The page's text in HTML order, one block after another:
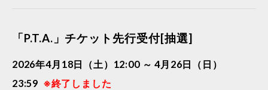
「P.T.A.」チケット先行受付[抽選]
2026年4月18日（土）12:00 ～ 4月26日（日）
23:59 ※終了しました